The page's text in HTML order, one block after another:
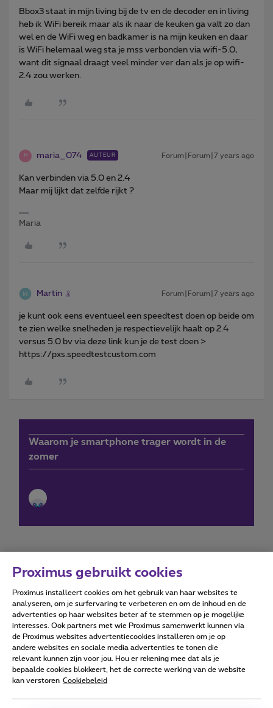
Bbox3 staat in mijn living bij de tv en de decoder en in living
heb ik WiFi bereik maar als ik naar de keuken ga valt zo dan
wel en de WiFi weg en badkamer is na mijn keuken en daar
is WiFi helemaal weg sta je mss verbonden via wifi-5.0,
want dit signaal draagt veel minder ver dan als je op wifi-
2.4 zou werken.
M maria_074 AUTEUR Forum|Forum|7 years ago
Kan verbinden via 5.0 en 2.4
Maar mij lijkt dat zelfde rijkt ?
Maria
Martin Forum|Forum|7 years ago
je kunt ook eens eventueel een speedtest doen op beide om
te zien welke snelheden je respectievelijk haalt op 2.4
versus 5.0 bv via deze link kun je de test doen >
https://pxs.speedtestcustom.com
Waarom je smartphone trager wordt in de
zomer
Forumvoorwaarden Accessibility statement
Alle rechten voorbehouden. © Proximus
Algemene voorwaarden, consumenteninfo
Proximus gebruikt cookies
Proximus installeert cookies om het gebruik van haar websites te
analyseren, om je surfervaring te verbeteren en om de inhoud en de
advertenties op haar websites beter af te stemmen op je mogelijke
interesses. Ook partners met wie Proximus samenwerkt kunnen via
de Proximus websites advertentiecookies installeren om je op
andere websites en sociale media advertenties te tonen die
relevant kunnen zijn voor jou. Hou er rekening mee dat als je
bepaalde cookies blokkeert, het de correcte werking van de website
kan verstoren Cookiebeleid